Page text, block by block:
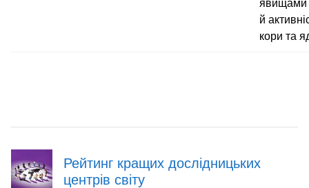
явищами
й
кори та
Рейтинг кращих дослідницьких
центрів світу